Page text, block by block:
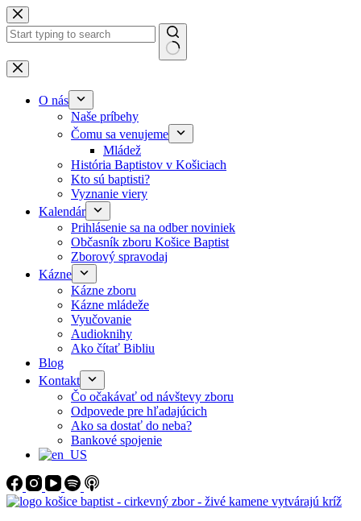
Skip to content
No results
O nás
Naše príbehy
Čomu sa venujeme
Mládež
História Baptistov v Košiciach
Kto sú baptisti?
Vyznanie viery
Kalendár
Prihlásenie sa na odber noviniek
Občasník zboru Košice Baptist
Zborový spravodaj
Kázne
Kázne zboru
Kázne mládeže
Vyučovanie
Audioknihy
Ako čítať Bibliu
Blog
Kontakt
Čo očakávať od návštevy zboru
Odpovede pre hľadajúcich
Ako sa dostať do neba?
Bankové spojenie